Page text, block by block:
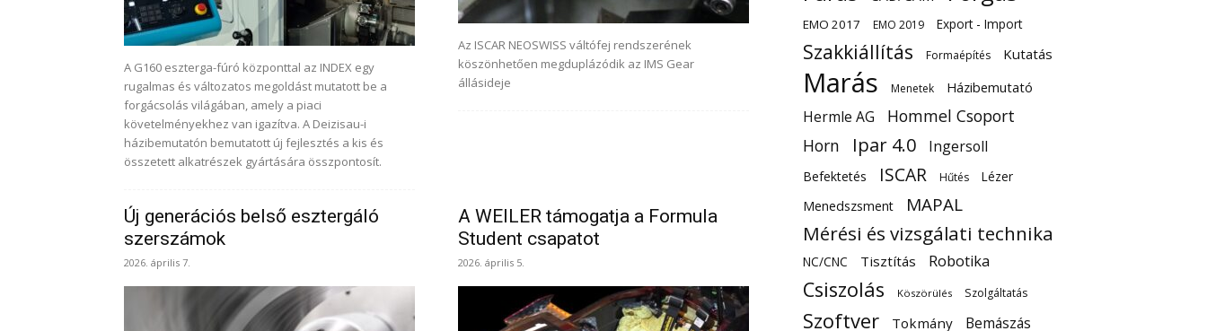
A G160 eszterga-fúró központtal az INDEX egy
rugalmas és változatos megoldást mutatott be a
forgácsolás világában, amely a piaci
követelményekhez van igazítva. A Deizisau-i
házibemutatón bemutatott új fejlesztés a kis és
összetett alkatrészek gyártására összpontosít.
Az ISCAR NEOSWISS váltófej rendszerének
köszönhetően megduplázódik az IMS Gear
állásideje
Új generációs belső esztergáló
szerszámok
2026. április 7.
A WEILER támogatja a Formula
Student csapatot
2026. április 5.
EMO 2017 EMO 2019 Export - Import
Szakkiállítás Formaépítés Kutatás
Marás Menetek Házibemutató
Hermle AG
Hommel Csoport
Horn
Ipar 4.0 Ingersoll
Befektetés ISCAR Hűtés
Lézer
Menedszsment
MAPAL
Mérési és vizsgálati technika
NC/CNC Tisztítás Robotika
Csiszolás Köszörülés Szolgáltatás
Szoftver Tokmány Bemászás